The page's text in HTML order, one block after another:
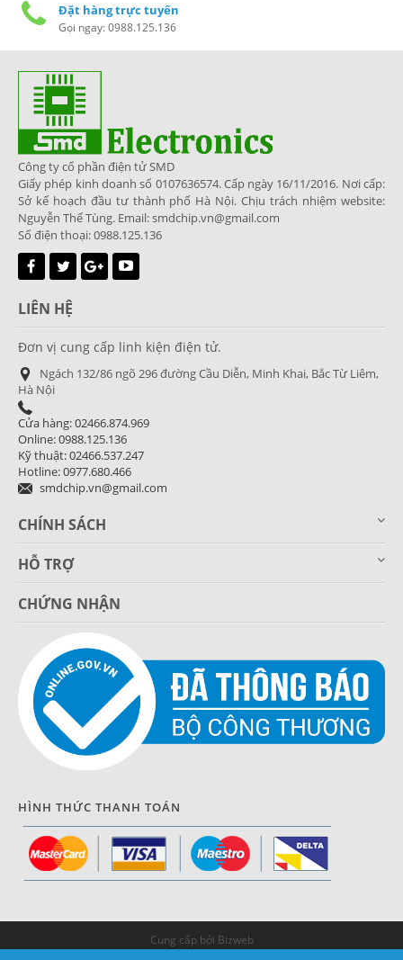
Đặt hàng trực tuyến
Gọi ngay: 0988.125.136
Công ty cổ phần điện tử SMD
Giấy phép kinh doanh số 0107636574. Cấp ngày 16/11/2016. Nơi cấp:
Sở kế hoạch đầu tư thành phố Hà Nội. Chịu trách nhiệm website:
Nguyễn Thế Tùng. Email: smdchip.vn@gmail.com
Số điện thoại: 0988.125.136
LIÊN HỆ
Đơn vị cung cấp linh kiện điện tử.
Ngách 132/86 ngõ 296 đường Cầu Diễn, Minh Khai, Bắc Từ Liêm,
Hà Nội
Cửa hàng: 02466.874.969
Online: 0988.125.136
Kỹ thuật: 02466.537.247
Hotline: 0977.680.466
smdchip.vn@gmail.com
CHÍNH SÁCH
HỖ TRỢ
CHỨNG NHẬN
HÌNH THỨC THANH TOÁN
Cung cấp bởi Bizweb